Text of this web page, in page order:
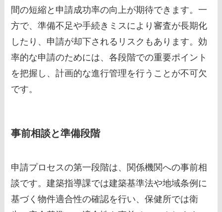
間の短縮と申請成功率の向上が期待できます。一
方で、準備不足や手続きミスにより審査が長期化
したり、申請が却下されるリスクもあります。効
率的な申請のためには、各段階での重要ポイント
を把握し、計画的な進行管理を行うことが不可欠
です。
事前相談と準備段階
申請プロセスの第一段階は、関係機関への事前相
談です。建築指導課では建築基準法や地域条例に
基づく物件適合性の確認を行い、保健所では衛